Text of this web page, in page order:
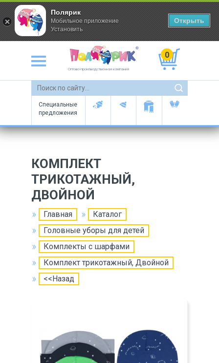
Оптово-производственная компания
0
Специальные
предложения
КОМПЛЕКТ
ТРИКОТАЖНЫЙ,
ДВОЙНОЙ
Главная
Каталог
Головные уборы для детей
Комплекты с шарфами
Комплект трикотажный, Двойной
<<Назад
Полярик
Мобильное приложение
Установить
Открыть